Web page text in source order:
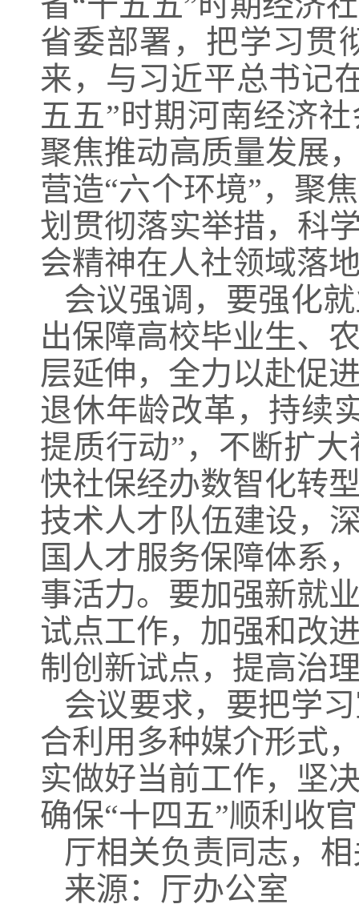
省委部署，把学习贯
来，与习近平总书记
五五”时期河南经济
聚焦推动高质量发展
营造“六个环境”，聚
划贯彻落实举措，科
会精神在人社领域落
会议强调，要强化
出保障高校毕业生、
层延伸，全力以赴促
退休年龄改革，持续
提质行动”，不断扩
快社保经办数智化转
技术人才队伍建设，
国人才服务保障体系
事活力。要加强新就
试点工作，加强和改
制创新试点，提高治
会议要求，要把学
合利用多种媒介形式
实做好当前工作，坚
确保“十四五”顺利收
厅相关负责同志，
来源：厅办公室